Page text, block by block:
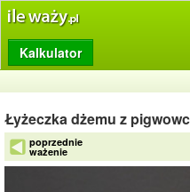
Produkty
Dziennik
Przelicznik
Porównywarka
Kalkulator
Łyżeczka dżemu z
poprzednie
ważenie